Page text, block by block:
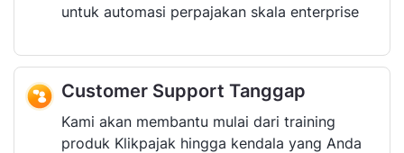
untuk automasi perpajakan skala enterprise
Customer Support Tanggap
Kami akan membantu mulai dari training
produk Klikpajak hingga kendala yang Anda